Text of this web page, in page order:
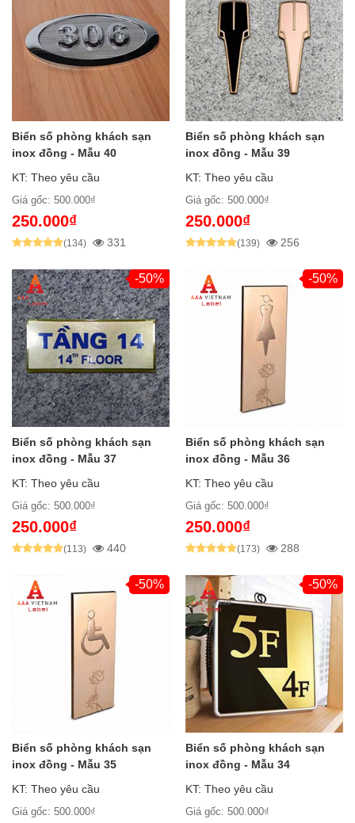
Biển số phòng khách sạn
inox đồng - Mẫu 40
KT: Theo yêu cầu
Giá gốc: 500.000₫
250.000₫
(134) 331
Biển số phòng khách sạn
inox đồng - Mẫu 39
KT: Theo yêu cầu
Giá gốc: 500.000₫
250.000₫
(139) 256
-50%
Biển số phòng khách sạn
inox đồng - Mẫu 37
KT: Theo yêu cầu
Giá gốc: 500.000₫
250.000₫
(113) 440
-50%
Biển số phòng khách sạn
inox đồng - Mẫu 36
KT: Theo yêu cầu
Giá gốc: 500.000₫
250.000₫
(173) 288
-50%
Biển số phòng khách sạn
inox đồng - Mẫu 35
KT: Theo yêu cầu
Giá gốc: 500.000₫
-50%
Biển số phòng khách sạn
inox đồng - Mẫu 34
KT: Theo yêu cầu
Giá gốc: 500.000₫